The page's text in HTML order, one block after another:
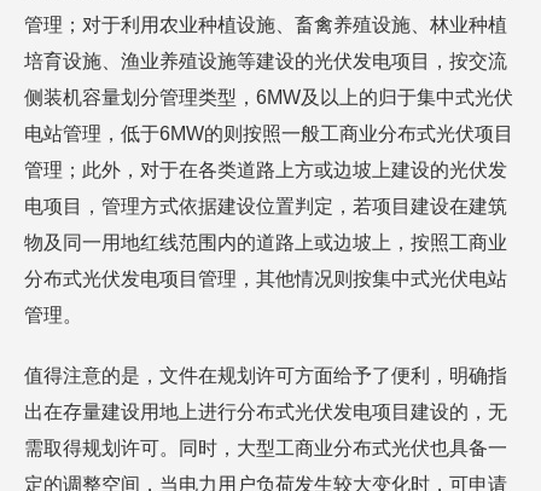
管理；对于利用农业种植设施、畜禽养殖设施、林业种植
培育设施、渔业养殖设施等建设的光伏发电项目，按交流
侧装机容量划分管理类型，6MW及以上的归于集中式光伏
电站管理，低于6MW的则按照一般工商业分布式光伏项目
管理；此外，对于在各类道路上方或边坡上建设的光伏发
电项目，管理方式依据建设位置判定，若项目建设在建筑
物及同一用地红线范围内的道路上或边坡上，按照工商业
分布式光伏发电项目管理，其他情况则按集中式光伏电站
管理。
值得注意的是，文件在规划许可方面给予了便利，明确指
出在存量建设用地上进行分布式光伏发电项目建设的，无
需取得规划许可。同时，大型工商业分布式光伏也具备一
定的调整空间，当电力用户负荷发生较大变化时，可申请